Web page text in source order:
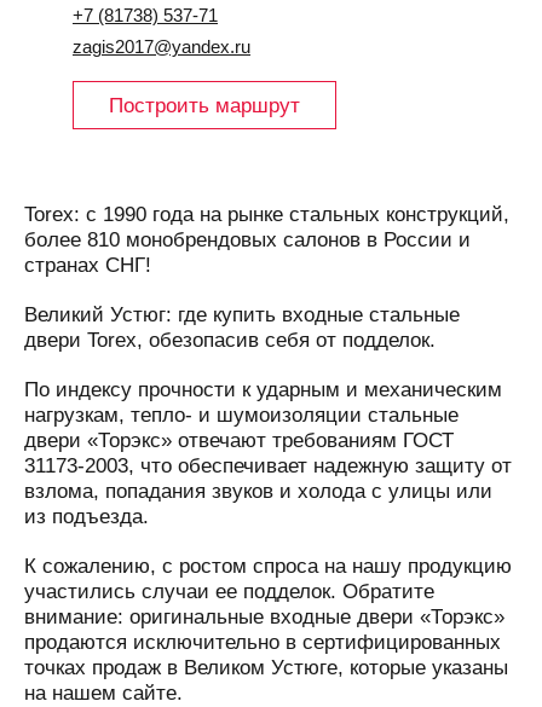
+7 (81738) 537-71
zagis2017@yandex.ru
Построить маршрут
Torex: с 1990 года на рынке стальных конструкций,
более 810 монобрендовых салонов в России и
странах СНГ!
Великий Устюг: где купить входные стальные
двери Torex, обезопасив себя от подделок.
По индексу прочности к ударным и механическим
нагрузкам, тепло- и шумоизоляции стальные
двери «Торэкс» отвечают требованиям ГОСТ
31173-2003, что обеспечивает надежную защиту от
взлома, попадания звуков и холода с улицы или
из подъезда.
К сожалению, с ростом спроса на нашу продукцию
участились случаи ее подделок. Обратите
внимание: оригинальные входные двери «Торэкс»
продаются исключительно в сертифицированных
точках продаж в Великом Устюге, которые указаны
на нашем сайте.